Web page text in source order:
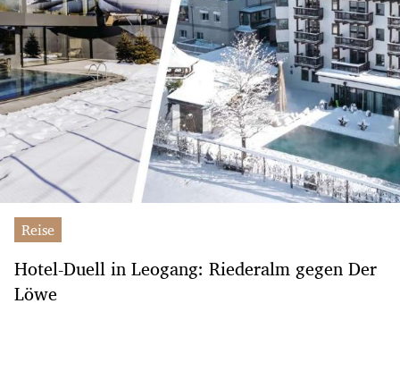
Reise
Hotel-Duell in Leogang: Riederalm gegen Der
Löwe